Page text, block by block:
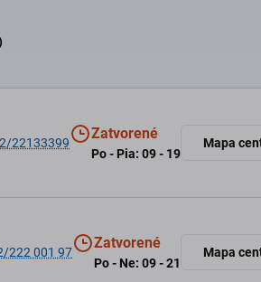
22133399
Zatvorené
Po - Pia: 09 - 19
Mapa
222 001 97
Zatvorené
Po - Ne: 09 - 21
Mapa